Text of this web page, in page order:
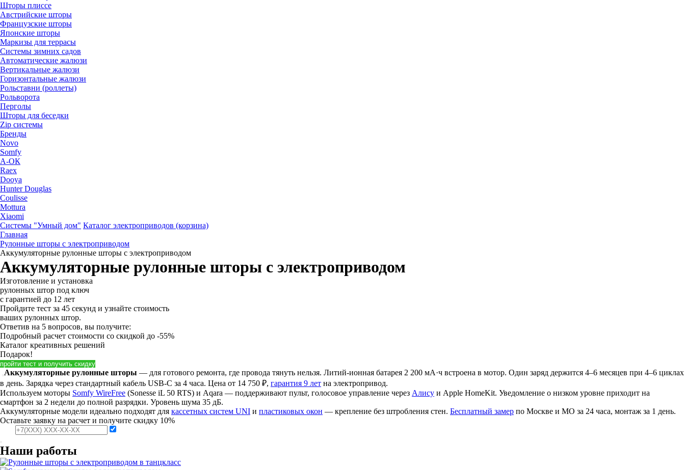
Шторы плиссе
Австрийские шторы
Французские шторы
Японские шторы
Маркизы для террасы
Системы зимних садов
Автоматические жалюзи
Вертикальные жалюзи
Горизонтальные жалюзи
Рольставни (роллеты)
Рольворота
Перголы
Шторы для беседки
Zip системы
Бренды
Novo
Somfy
А-ОК
Raex
Dooya
Hunter Douglas
Coulisse
Mottura
Xiaomi
Системы "Умный дом" Каталог электроприводов (корзина)
Главная
Рулонные шторы с электроприводом
Аккумуляторные рулонные шторы с электроприводом
Аккумуляторные рулонные шторы с электроприводом
Изготовление и установка
рулонных штор под ключ
с гарантией до 12 лет
Пройдите тест за 45 секунд и узнайте стоимость
ваших рулонных штор.
Ответив на 5 вопросов, вы получите:
Подробный расчет стоимости со скидкой до -55%
Каталог креативных решений
Подарок!
пройти тест и получить скидку
Аккумуляторные рулонные шторы — для готового ремонта, где провода тянуть нельзя. Литий-ионная батарея 2 200 мА·ч встроена в мотор. Один заряд держится 4–6 месяцев при 4–6 циклах
в день. Зарядка через стандартный кабель USB-C за 4 часа. Цена от 14 750 ₽, гарантия 9 лет на электропривод.
Используем моторы Somfy WireFree (Sonesse iL 50 RTS) и Aqara — поддерживают пульт, голосовое управление через Алису и Apple HomeKit. Уведомление о низком уровне приходит на
смартфон за 2 недели до полной разрядки. Уровень шума 35 дБ.
Аккумуляторные модели идеально подходят для кассетных систем UNI и пластиковых окон — крепление без штробления стен. Бесплатный замер по Москве и МО за 24 часа, монтаж за 1 день.
Оставьте заявку на расчет и получите скидку 10%
Наши работы